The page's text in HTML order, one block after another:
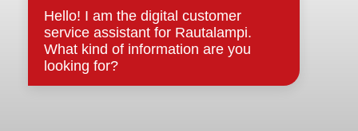
Evästeet
Saavutettavuusseloste
Tietosuoja
Tietosuojaselosteet